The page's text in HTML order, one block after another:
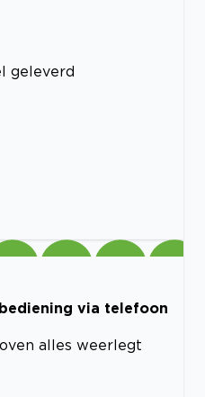
geleverd
via telefoon
alles weerlegt